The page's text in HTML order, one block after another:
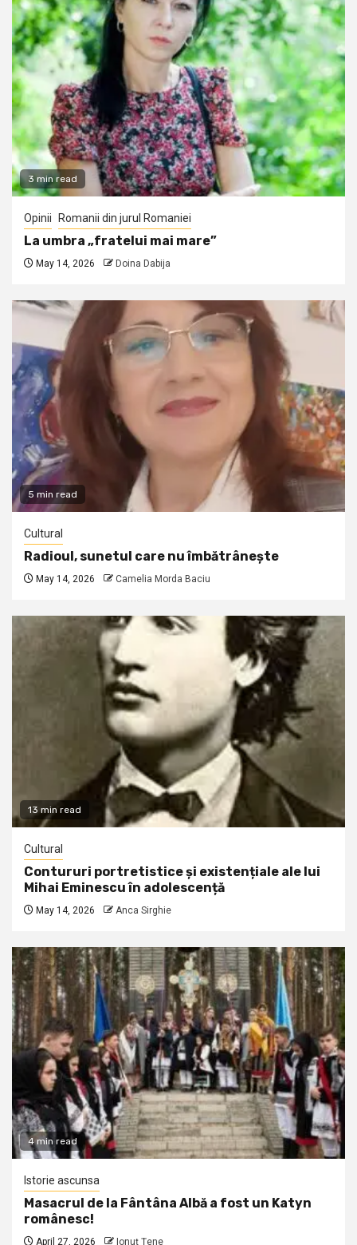
3 min read
Opinii Romanii din jurul Romaniei
La umbra „fratelui mai mare”
May 14, 2026 Doina Dabija
5 min read
Cultural
Radioul, sunetul care nu îmbătrânește
May 14, 2026 Camelia Morda Baciu
13 min read
Cultural
Contururi portretistice și existențiale ale lui
Mihai Eminescu în adolescență
May 14, 2026 Anca Sirghie
4 min read
Istorie ascunsa
Masacrul de la Fântâna Albă a fost un Katyn
românesc!
April 27, 2026 Ionuţ Ţene